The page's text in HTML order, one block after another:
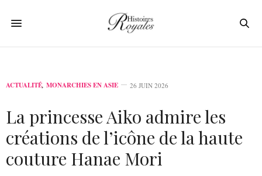
ACTUALITÉ, MONARCHIES EN ASIE 26 JUIN 2026
La princesse Aiko admire les
créations de l’icône de la haute
couture Hanae Mori